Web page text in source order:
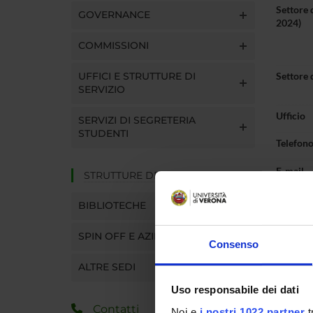
Consenso
Uso responsabile dei dati
GOVERNANCE
COMMISSIONI
UFFICI E STRUTTURE DI
SERVIZIO
SERVIZI DI SEGRETERIA
STUDENTI
STRUTTURE DEL DIPARTIMENTO
BIBLIOTECHE
SPIN OFF E AZIENDE
ALTRE SEDI
Contatti
Settore
2024)
Settore
Ufficio
Telefono
E-mail